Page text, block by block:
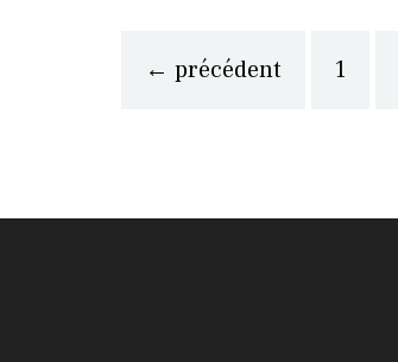
← précédent Page
1